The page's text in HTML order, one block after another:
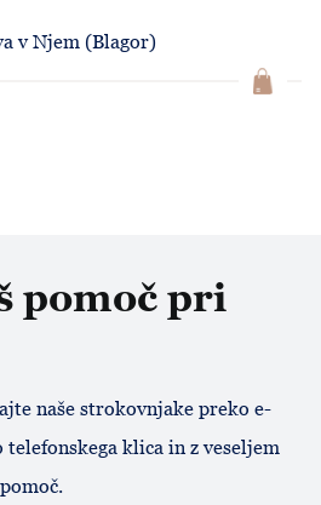
v Njem (Blagor)
pomoč pri
naše strokovnjake preko e-
klica in z veseljem